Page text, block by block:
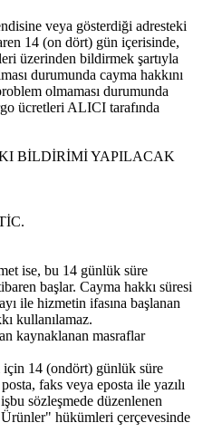
veya gösterdiği adresteki
14 (on dört) gün içerisinde,
üzerinden bildirmek şartıyla
durumunda cayma hakkını
olmaması durumunda
ücretleri ALICI tarafında
BİLDİRİMİ YAPILACAK
ise, bu 14 günlük süre
başlar. Cayma hakkı süresi
ile hizmetin ifasına başlanan
kullanılamaz.
kaynaklanan masraflar
için 14 (ondört) günlük süre
faks veya eposta ile yazılı
sözleşmede düzenlenen
hükümleri çerçevesinde